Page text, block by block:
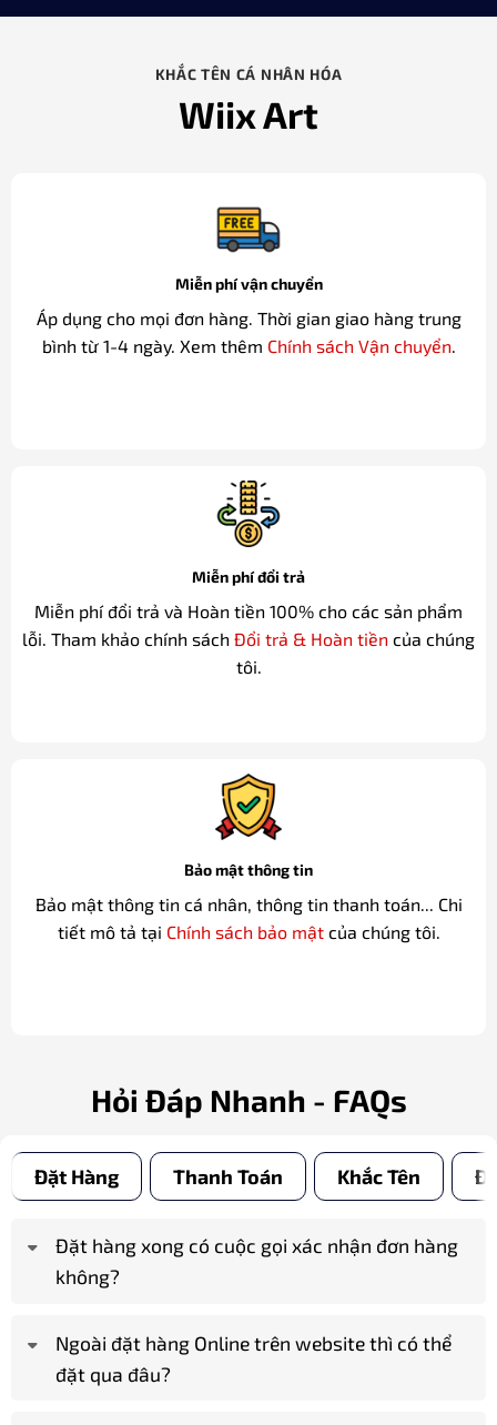
KHẮC TÊN CÁ NHÂN HÓA
Wiix Art
Miễn phí vận chuyển
Áp dụng cho mọi đơn hàng. Thời gian giao hàng trung
bình từ 1-4 ngày. Xem thêm Chính sách Vận chuyển.
Miễn phí đổi trả
Miễn phí đổi trả và Hoàn tiền 100% cho các sản phẩm
lỗi. Tham khảo chính sách Đổi trả & Hoàn tiền của chúng
tôi.
Bảo mật thông tin
Bảo mật thông tin cá nhân, thông tin thanh toán... Chi
tiết mô tả tại Chính sách bảo mậtcủa chúng tôi.
Hỏi Đáp Nhanh - FAQs
Đặt Hàng Thanh Toán Khắc Tên
Đặt hàng xong có cuộc gọi xác nhận đơn hàng
không?
Ngoài đặt hàng Online trên website thì có thể
đặt qua đâu?